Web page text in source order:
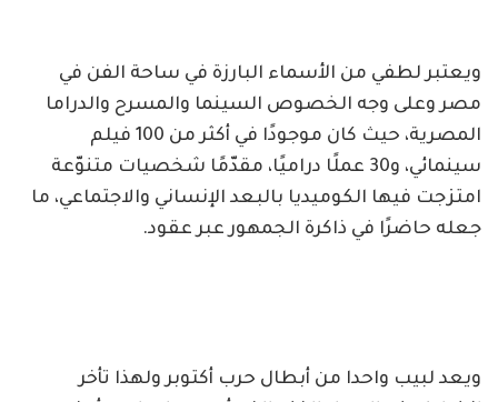
ويعتبر لطفي من الأسماء البارزة في ساحة الفن في
مصر وعلى وجه الخصوص السينما والمسرح والدراما
المصرية، حيث كان موجودًا في أكثر من 100 فيلم
سينمائي، و30 عملًا دراميًا، مقدّمًا شخصيات متنوّعة
امتزجت فيها الكوميديا بالبعد الإنساني والاجتماعي، ما
جعله حاضرًا في ذاكرة الجمهور عبر عقود.
ويعد لبيب واحدا من أبطال حرب أكتوبر ولهذا تأخر